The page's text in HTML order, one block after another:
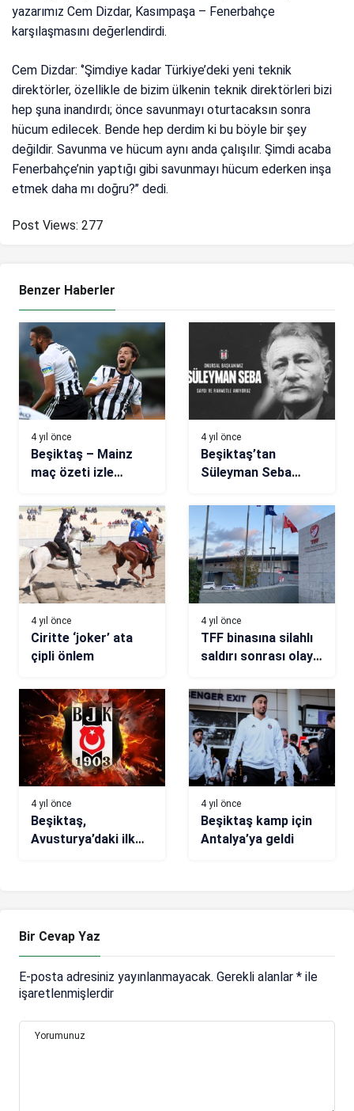
yazarımız Cem Dizdar, Kasımpaşa – Fenerbahçe
karşılaşmasını değerlendirdi.
Cem Dizdar: ‘’Şimdiye kadar Türkiye’deki yeni teknik
direktörler, özellikle de bizim ülkenin teknik direktörleri bizi
hep şuna inandırdı; önce savunmayı oturtacaksın sonra
hücum edilecek. Bende hep derdim ki bu böyle bir şey
değildir. Savunma ve hücum aynı anda çalışılır. Şimdi acaba
Fenerbahçe’nin yaptığı gibi savunmayı hücum ederken inşa
etmek daha mı doğru?’’ dedi.
Post Views: 277
Benzer Haberler
4 yıl önce
Beşiktaş – Mainz
maç özeti izle
4 yıl önce
Beşiktaş’tan
Süleyman Seba
4 yıl önce
Ciritte ‘joker’ ata
çipli önlem
4 yıl önce
TFF binasına silahlı
saldırı sonrası olay
görüntüler!
4 yıl önce
Beşiktaş,
Avusturya’daki ilk
4 yıl önce
Beşiktaş kamp için
Antalya’ya geldi
Bir Cevap Yaz
E-posta adresiniz yayınlanmayacak. Gerekli alanlar * ile
işaretlenmişlerdir
Yorumunuz